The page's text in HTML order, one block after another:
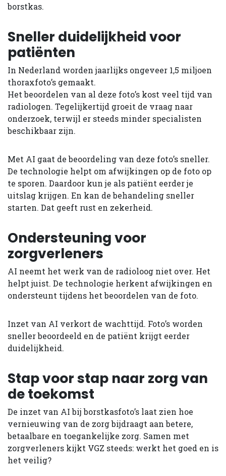
borstkas.
Sneller duidelijkheid voor
patiënten
In Nederland worden jaarlijks ongeveer 1,5 miljoen
thoraxfoto’s gemaakt.
Het beoordelen van al deze foto’s kost veel tijd van
radiologen. Tegelijkertijd groeit de vraag naar
onderzoek, terwijl er steeds minder specialisten
beschikbaar zijn.
Met AI gaat de beoordeling van deze foto’s sneller.
De technologie helpt om afwijkingen op de foto op
te sporen. Daardoor kun je als patiënt eerder je
uitslag krijgen. En kan de behandeling sneller
starten. Dat geeft rust en zekerheid.
Ondersteuning voor
zorgverleners
AI neemt het werk van de radioloog niet over. Het
helpt juist. De technologie herkent afwijkingen en
ondersteunt tijdens het beoordelen van de foto.
Inzet van AI verkort de wachttijd. Foto’s worden
sneller beoordeeld en de patiënt krijgt eerder
duidelijkheid.
Stap voor stap naar zorg van
de toekomst
De inzet van AI bij borstkasfoto’s laat zien hoe
vernieuwing van de zorg bijdraagt aan betere,
betaalbare en toegankelijke zorg. Samen met
zorgverleners kijkt VGZ steeds: werkt het goed en is
het veilig?